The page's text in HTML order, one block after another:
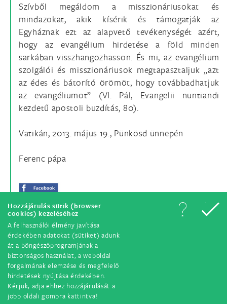
Hozzájárulás sütik (browser
cookies) kezeléséhez
A felhasználói élmény javítása
érdekében adatokat (sütiket) adunk
át a böngészőprogramjának a
biztonságos használat, a weboldal
forgalmának elemzése és megfelelő
hirdetések nyújtása érdekében.
Kérjük, adja ehhez hozzájárulását a
jobb oldali gombra kattintva!
Szívből megáldom a misszionáriusokat és
mindazokat, akik kísérik és támogatják az
Egyháznak ezt az alapvető tevékenységét azért,
hogy az evangélium hirdetése a föld minden
sarkában visszhangozhasson. És mi, az evangélium
szolgálói és misszionáriusok megtapasztaljuk „azt
az édes és bátorító örömöt, hogy továbbadhatjuk
az evangéliumot” (VI. Pál, Evangelii nuntiandi
kezdetű apostoli buzdítás, 80).
Vatikán, 2013. május 19., Pünkösd ünnepén
Ferenc pápa
© Minden jog fenntartva. 2018.